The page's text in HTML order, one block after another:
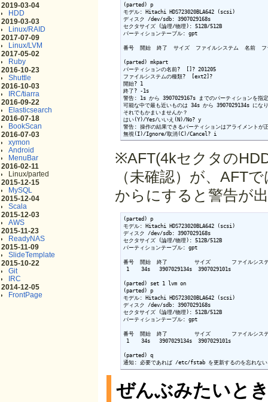
2019-03-04
HDD
2019-03-03
Linux/RAID
2017-07-09
Linux/LVM
2017-05-02
Ruby
2016-10-23
Shuttle
2016-10-03
IRC/tiarra
2016-09-22
Elasticsearch
2016-07-18
BookScan
2016-07-03
xymon
Android
MenuBar
2016-02-11
Linux/parted
2015-12-15
MySQL
2015-12-04
Scala
2015-12-03
AWS
2015-11-23
ReadyNAS
2015-11-09
SlideTemplate
2015-10-22
Git
IRC
2014-12-05
FrontPage
(parted) p
モデル: Hitachi HDS723020BLA642 (scsi)
ディスク /dev/sdb: 3907029168s
セクタサイズ (論理/物理): 512B/512B
パーティションテーブル: gpt
番号  開始  終了  サイズ  ファイルシステム  名前  フ
(parted) mkpart
パーティションの名前?  []? 201205
ファイルシステムの種類?  [ext2]?
開始? 1
終了? -1s
警告: 1s から 3907029167s までのパーティションを指
可能な中で最も近いものは 34s から 3907029134s にな
それでもかまいませんか？
はい(Y)/Yes/いいえ(N)/No? y
警告: 操作の結果できるパーティションはアライメントが
無視(I)/Ignore/取消(C)/Cancel? i
※AFT(4kセクタの
（未確認）が、AFT
からにすると警告が
(parted) p
モデル: Hitachi HDS723020BLA642 (scsi)
ディスク /dev/sdb: 3907029168s
セクタサイズ (論理/物理): 512B/512B
パーティションテーブル: gpt
番号  開始  終了         サイズ       ファイルシス
1    34s   3907029134s  3907029101s
(parted) set 1 lvm on
(parted) p
モデル: Hitachi HDS723020BLA642 (scsi)
ディスク /dev/sdb: 3907029168s
セクタサイズ (論理/物理): 512B/512B
パーティションテーブル: gpt
番号  開始  終了         サイズ       ファイルシス
1    34s   3907029134s  3907029101s
(parted) q
通知: 必要であれば /etc/fstab を更新するのを忘れない
ぜんぶみたいと